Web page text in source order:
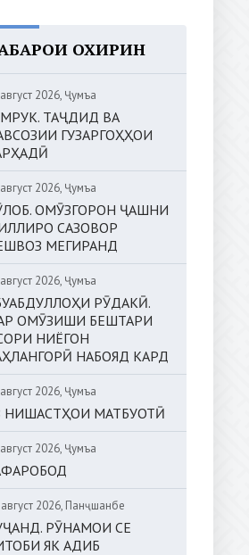
ОХИРИН
2026, Ҷумъа
ТАҶДИД ВА
ГУЗАРГОҲҲОИ
2026, Ҷумъа
ОМӮЗГОРОН ҶАШНИ
САЗОВОР
МЕГИРАНД
2026, Ҷумъа
РӮДАКӢ.
ОМӮЗИШИ БЕШТАРИ
НИЁГОН
НАБОЯД КАРД
2026, Ҷумъа
НИШАСТҲОИ МАТБУОТӢ
2026, Ҷумъа
2026, Панҷшанбе
РӮНАМОИ СЕ
ЯК АДИБ